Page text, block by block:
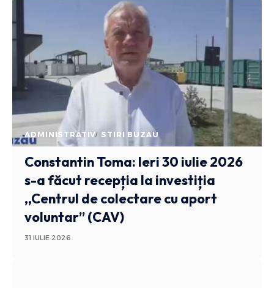
ADMINISTRATIV STIRI BUZAU
Constantin Toma: Ieri 30 iulie 2026
s-a făcut recepția la investiția
,,Centrul de colectare cu aport
voluntar” (CAV)
31 IULIE 2026